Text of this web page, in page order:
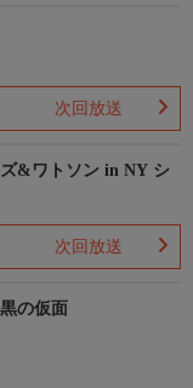
次回放送
&ワトソン in NY シ
次回放送
の仮面